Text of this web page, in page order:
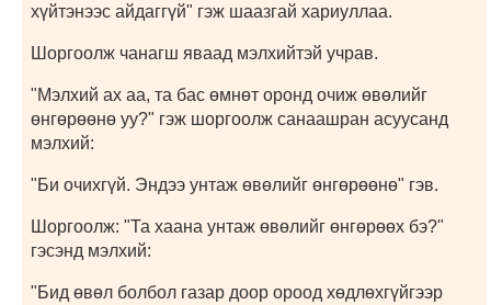
хүйтэнээс айдаггүй" гэж шаазгай хариуллаа.
Шоргоолж чанагш яваад мэлхийтэй учрав.
"Мэлхий ах аа, та бас өмнөт оронд очиж өвөлийг
өнгөрөөнө уу?" гэж шоргоолж санаашран асуусанд
мэлхий:
"Би очихгүй. Эндээ унтаж өвөлийг өнгөрөөнө" гэв.
Шоргоолж: "Та хаана унтаж өвөлийг өнгөрөөх бэ?"
гэсэнд мэлхий:
"Бид өвөл болбол газар доор ороод хөдлөхгүйгээр